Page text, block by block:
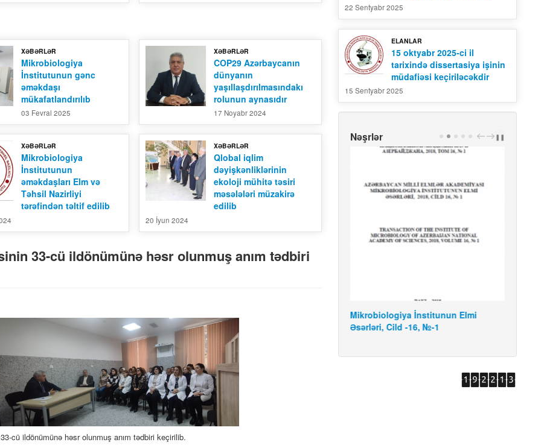
XƏBƏRLƏR
Mikrobiologiya
İnstitutunun gənc
əməkdaşı
mükafatlandırılıb
03 Fevral 2025
XƏBƏRLƏR
COP29 Azərbaycanın
dünyanın
yaşıllaşdırılmasındakı
rolunun aynasıdır
17 Noyabr 2024
XƏBƏRLƏR
Mikrobiologiya
İnstitutunun
əməkdaşları Elm və
Təhsil Nazirliyi
tərəfindən təltif edilib
XƏBƏRLƏR
Qlobal iqlim
dəyişkənliklərinin
ekoloji mühitə təsiri
məsələləri müzakirə
edilib
20 İyun 2024
33-cü ildönümünə həsr olunmuş anım tədbiri
cü ildönümünə həsr olunmuş anım tədbiri keçirilib.
22 Sentyabr 2025
ELANLAR
15 oktyabr 2025-ci il
tarixində dissertasiya işinin
müdafiəsi keçiriləcəkdir
15 Sentyabr 2025
Nəşrlər PREV
NEXT
❚❚
Mikrobiologiya İnstitunun Elmi
Əsərləri, Cild -13, №-1
Konfrans Material 01.04.2022
Mikrobiologiya İnstitunun Elmi
Əsərləri, Cild -16, №-1